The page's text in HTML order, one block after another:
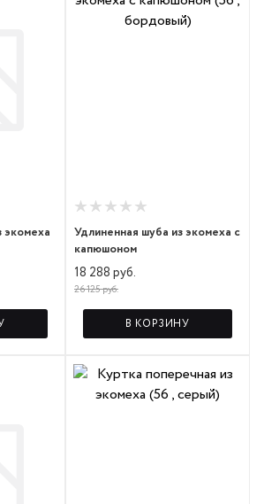
экомеха
Удлиненная шуба из экомеха с
капюшоном
18 288 руб.
26 125 руб.
В КОРЗИНУ